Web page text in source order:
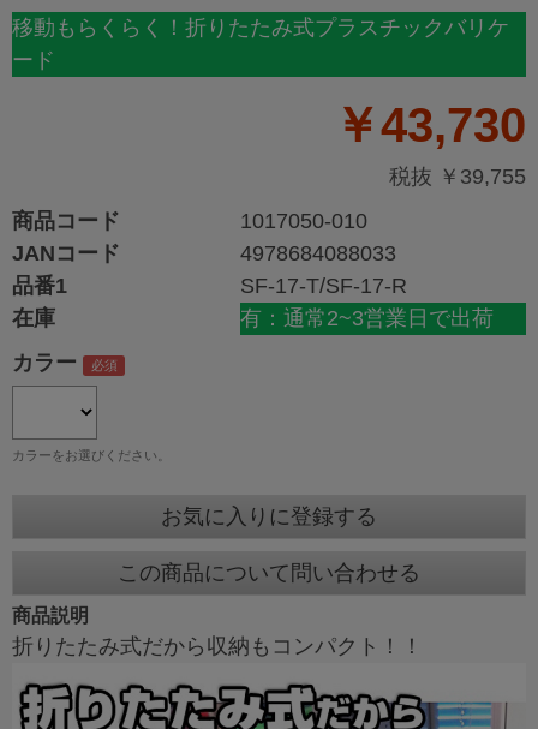
移動もらくらく！折りたたみ式プラスチックバリケ
ード
￥43,730
税抜 ￥39,755
商品コード
1017050-010
JANコード
4978684088033
品番1
SF-17-T/SF-17-R
在庫
有：通常2~3営業日で出荷
カラー
カラーをお選びください。
お気に入りに登録する
この商品について問い合わせる
商品説明
折りたたみ式だから収納もコンパクト！！